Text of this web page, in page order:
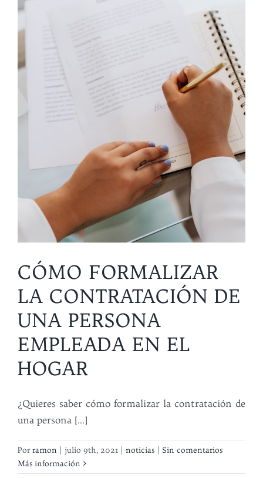
CÓMO FORMALIZAR
LA CONTRATACIÓN DE
UNA PERSONA
EMPLEADA EN EL
HOGAR
¿Quieres saber cómo formalizar la contratación de
una persona [...]
Porramon julio 9th, 2021 noticias
Sin comentarios
Más información